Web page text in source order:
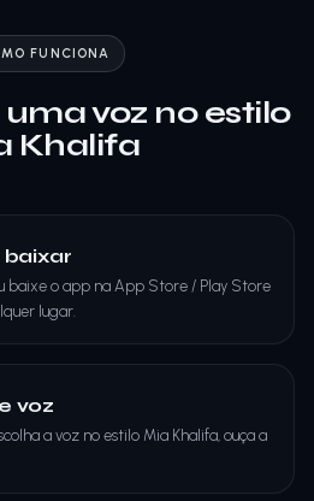
FUNCIONA
voz no estilo
Khalifa
baixar
baixe o app na App Store / Play Store
lugar.
voz
a voz no estilo Mia Khalifa, ouça a